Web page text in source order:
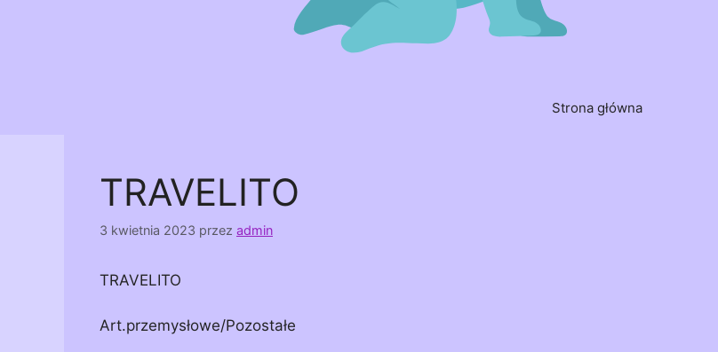
Strona główna
TRAVELITO
3 kwietnia 2023 przez admin
TRAVELITO
Art.przemysłowe/Pozostałe